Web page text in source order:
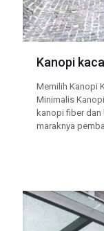
Kanopi
Memilih Kanopi
Minimalis
kanopi fiber dan
maraknya